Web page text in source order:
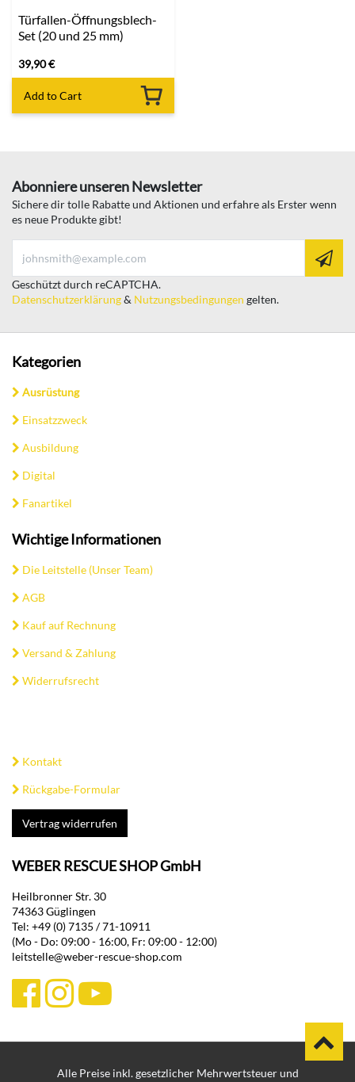
Türfallen-Öffnungsblech-
Set (20 und 25 mm)
39,90€
Add to Cart
Abonniere unseren Newsletter
Sichere dir tolle Rabatte und Aktionen und erfahre als Erster wenn
es neue Produkte gibt!
Geschützt durch reCAPTCHA.
Datenschutzerklärung& Nutzungsbedingungen gelten.
Kategorien
Ausrüstung
Einsatzzweck
Ausbildung
Digital
Fanartikel
Wichtige Informationen
Die Leitstelle (Unser Team)
AGB
Kauf auf Rechnung
Versand & Zahlung
Widerrufsrecht
Kontakt
Rückgabe-Formular
Vertrag widerrufen
WEBER RESCUE SHOP GmbH
Heilbronner Str. 30
74363 Güglingen
Tel: +49 (0) 7135 / 71-10911
(Mo - Do: 09:00 - 16:00, Fr: 09:00 - 12:00)
leitstelle@weber-rescue-shop.com
Alle Preise inkl. gesetzlicher Mehrwertsteuer und